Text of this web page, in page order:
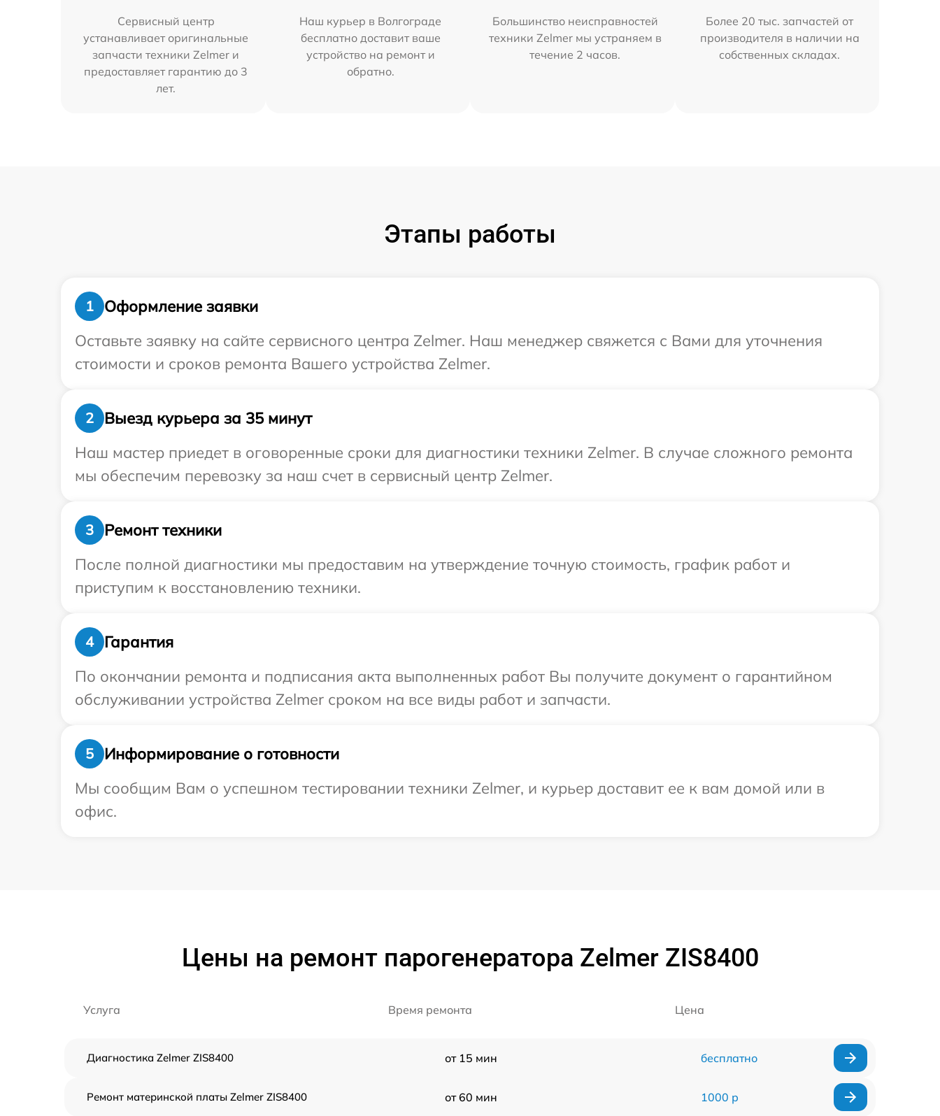
Сервисный центр
устанавливает оригинальные
запчасти техники Zelmer и
предоставляет гарантию до 3
лет.
Наш курьер в Волгограде
бесплатно доставит ваше
устройство на ремонт и
обратно.
Большинство неисправностей
техники Zelmer мы устраняем в
течение 2 часов.
Более 20 тыс. запчастей от
производителя в наличии на
собственных складах.
Этапы работы
1
Оформление заявки
Оставьте заявку на сайте сервисного центра Zelmer. Наш менеджер свяжется с Вами для уточнения
стоимости и сроков ремонта Вашего устройства Zelmer.
2
Выезд курьера за 35 минут
Наш мастер приедет в оговоренные сроки для диагностики техники Zelmer. В случае сложного ремонта
мы обеспечим перевозку за наш счет в сервисный центр Zelmer.
3
Ремонт техники
После полной диагностики мы предоставим на утверждение точную стоимость, график работ и
приступим к восстановлению техники.
4
Гарантия
По окончании ремонта и подписания акта выполненных работ Вы получите документ о гарантийном
обслуживании устройства Zelmer сроком на все виды работ и запчасти.
5
Информирование о готовности
Мы сообщим Вам о успешном тестировании техники Zelmer, и курьер доставит ее к вам домой или в
офис.
Цены на ремонт парогенератора Zelmer ZIS8400
Услуга Время ремонта Цена
Диагностика Zelmer ZIS8400 от 15 мин бесплатно
Ремонт материнской платы Zelmer ZIS8400 от 60 мин 1000 р